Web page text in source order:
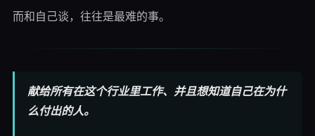
而和自己谈，往往是最难的事。
献给所有在这个行业里工作、并且想知道自己在为什
么付出的人。